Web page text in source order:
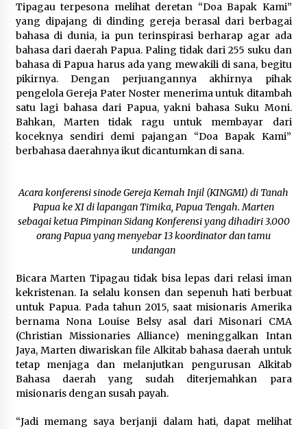
Tipagau terpesona melihat deretan “Doa Bapak Kami”
yang dipajang di dinding gereja berasal dari berbagai
bahasa di dunia, ia pun terinspirasi berharap agar ada
bahasa dari daerah Papua. Paling tidak dari 255 suku dan
bahasa di Papua harus ada yang mewakili di sana, begitu
pikirnya. Dengan perjuangannya akhirnya pihak
pengelola Gereja Pater Noster menerima untuk ditambah
satu lagi bahasa dari Papua, yakni bahasa Suku Moni.
Bahkan, Marten tidak ragu untuk membayar dari
koceknya sendiri demi pajangan “Doa Bapak Kami”
berbahasa daerahnya ikut dicantumkan di sana.
Acara konferensi sinode Gereja Kemah Injil (KINGMI) di Tanah
Papua ke XI di lapangan Timika, Papua Tengah. Marten
sebagai ketua Pimpinan Sidang Konferensi yang dihadiri 3.000
orang Papua yang menyebar 13 koordinator dan tamu
undangan
Bicara Marten Tipagau tidak bisa lepas dari relasi iman
kekristenan. Ia selalu konsen dan sepenuh hati berbuat
untuk Papua. Pada tahun 2015, saat misionaris Amerika
bernama Nona Louise Belsy asal dari Misonari CMA
(Christian Missionaries Alliance) meninggalkan Intan
Jaya, Marten diwariskan file Alkitab bahasa daerah untuk
tetap menjaga dan melanjutkan pengurusan Alkitab
Bahasa daerah yang sudah diterjemahkan para
misionaris dengan susah payah.
“Jadi memang saya berjanji dalam hati, dapat melihat